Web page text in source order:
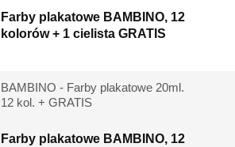
Farby plakatowe BAMBINO, 12
kolorów + 1 cielista GRATIS
BAMBINO - Farby plakatowe 20ml.
12 kol. + GRATIS
Farby plakatowe BAMBINO, 12